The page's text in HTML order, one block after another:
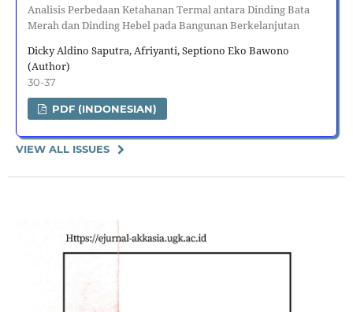
Analisis Perbedaan Ketahanan Termal antara Dinding Bata
Merah dan Dinding Hebel pada Bangunan Berkelanjutan
Dicky Aldino Saputra, Afriyanti, Septiono Eko Bawono
(Author)
30-37
PDF (INDONESIAN)
VIEW ALL ISSUES